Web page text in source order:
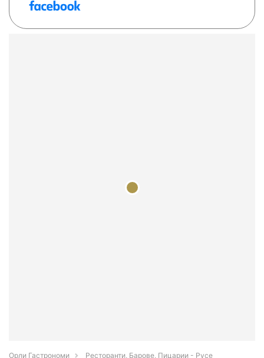
Орли Гастрономи
Ресторанти, Барове, Пицарии - Русе